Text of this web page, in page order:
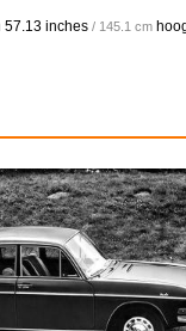
57.13 inches / 145.1 cm